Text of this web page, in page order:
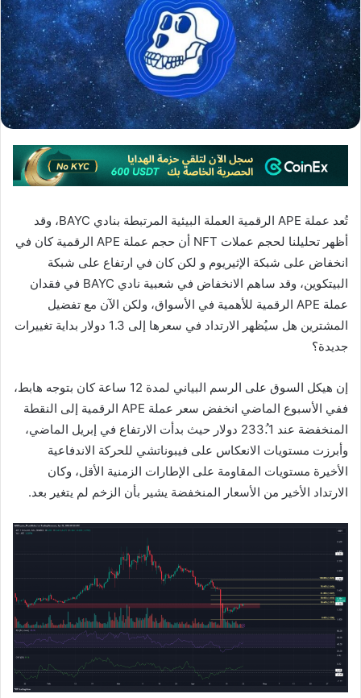
تُعد عملة APE الرقمية العملة البيئية المرتبطة بنادي BAYC، وقد
أظهر تحليلنا لحجم عملات NFT أن حجم عملة APE الرقمية كان في
انخفاض على شبكة الإثيريوم و لكن كان في ارتفاع على شبكة
البيتكوين، وقد ساهم الانخفاض في شعبية نادي BAYC في فقدان
عملة APE الرقمية للأهمية في الأسواق، ولكن الآن مع تفضيل
المشترين هل سيُظهر الارتداد في سعرها إلى 1.3 دولار بداية تغييرات
جديدة؟
إن هيكل السوق على الرسم البياني لمدة 12 ساعة كان بتوجه هابط،
ففي الأسبوع الماضي انخفض سعر عملة APE الرقمية إلى النقطة
المنخفضة عند 1.ُ233 دولار حيث بدأت الارتفاع في إبريل الماضي،
وأبرزت مستويات الانعكاس على فيبوناتشي للحركة الاندفاعية
الأخيرة مستويات المقاومة على الإطارات الزمنية الأقل، وكان
الارتداد الأخير من الأسعار المنخفضة يشير بأن الزخم لم يتغير بعد.